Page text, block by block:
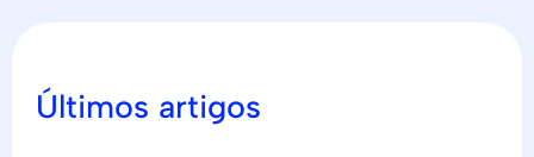
Últimos artigos